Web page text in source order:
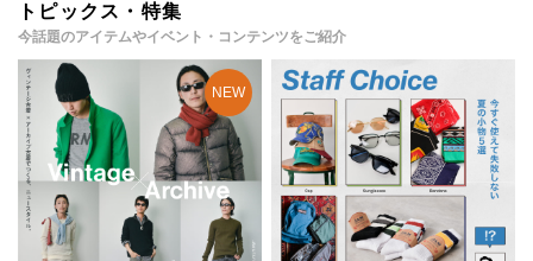
トピックス・特集
今話題のアイテムやイベント・コンテンツをご紹介